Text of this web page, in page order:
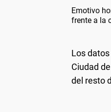
Emotivo
frente a la
Los
Ciudad
del resto